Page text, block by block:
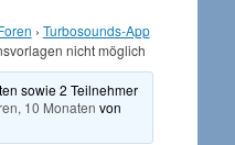
› Turbosounds-App
nicht möglich
sowie 2 Teilnehmer
10 Monaten von